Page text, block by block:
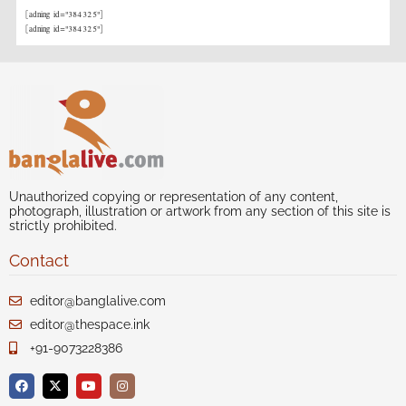
[adning id="384325"]
[adning id="384325"]
Unauthorized copying or representation of any content,
photograph, illustration or artwork from any section of this site is
strictly prohibited.
Contact
editor@banglalive.com
editor@thespace.ink
+91-9073228386